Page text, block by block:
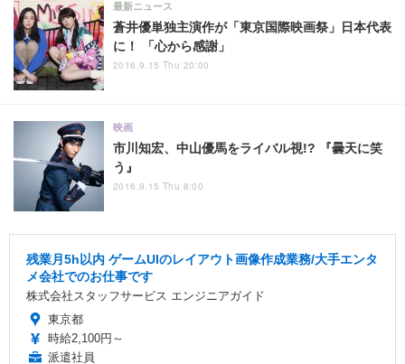
蒼井優単独主演作が「東京国際映画祭」日本代表
に！ 「心から感謝」
最新ニュース
2016.9.15 Thu 20:00
市川知宏、中山優馬をライバル視!? 『曇天に笑
う』
映画
2016.9.15 Thu 8:00
残業月5h以内 ゲームUIのレイアウト画像作成業務/大手エンタ
メ会社でのお仕事です
株式会社スタッフサービス エンジニアガイド
東京都
時給2,100円～
派遣社員